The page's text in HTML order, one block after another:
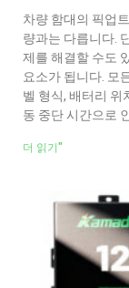
차량 함대의 픽업
량과는 다릅니다.
제를 해결할 수도
요소가 됩니다. 모
벨 형식, 배터리 위
동 중단 시간으로
더 읽기"